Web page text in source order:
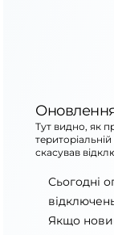
Оновлення
Тут видно, як
скасував
Сьогодні
Якщо